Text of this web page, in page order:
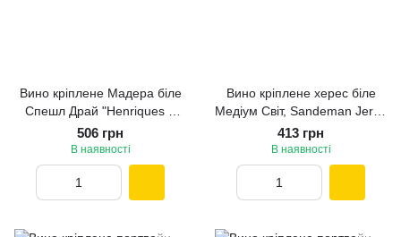
Вино кріплене Мадера біле
Спешл Драй "Henriques &
Henriques" 0,5л
506 грн
В наявності
Вино кріплене херес біле
Медіум Світ, Sandeman Jerez
0,75л
413 грн
В наявності